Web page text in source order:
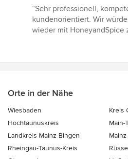
Bewertung:
5
von
“Sehr professionell,
kundenorientiert. Wir
wieder mit HoneyandSpice
Orte in der Nähe
Wiesbaden
Kreis
Hochtaunuskreis
Main-
Landkreis Mainz-Bingen
Mainz
Rheingau-Taunus-Kreis